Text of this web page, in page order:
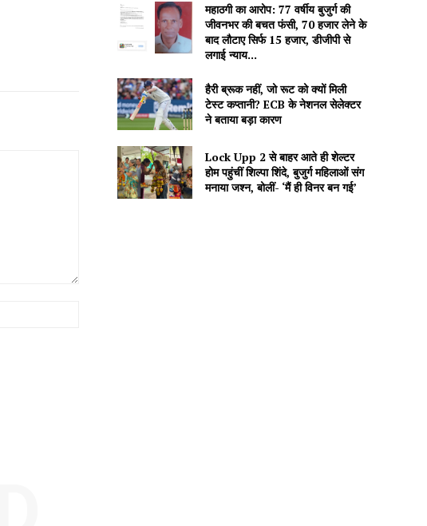
महाठगी का आरोप: 77 वर्षीय बुजुर्ग की
जीवनभर की बचत फंसी, 70 हजार लेने के
बाद लौटाए सिर्फ 15 हजार, डीजीपी से
लगाई न्याय...
हैरी ब्रूक नहीं, जो रूट को क्यों मिली
टेस्ट कप्तानी? ECB के नेशनल सेलेक्टर
ने बताया बड़ा कारण
Lock Upp 2 से बाहर आते ही शेल्टर
होम पहुंचीं शिल्पा शिंदे, बुजुर्ग महिलाओं संग
मनाया जश्न, बोलीं- ‘मैं ही विनर बन गई’